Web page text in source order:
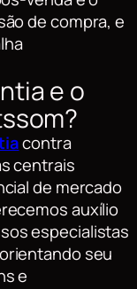
de compra, e
e o
contra
centrais
de mercado
auxílio
especialistas
seu
e